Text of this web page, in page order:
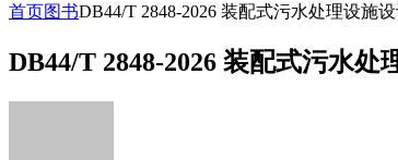
首页图书DB44/T 2848-2026 装配式污水处理设施
DB44/T 2848-2026 装配式污水处